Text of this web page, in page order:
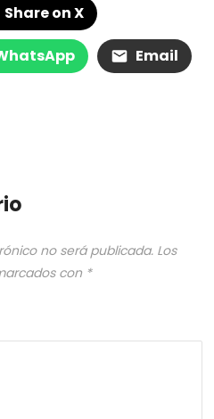
Share on X
Email
no será publicada. Los
con *